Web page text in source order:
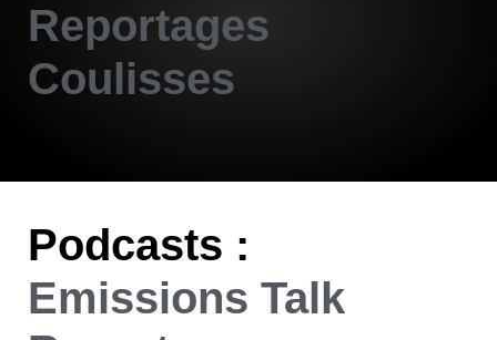
Reportages
Coulisses
Podcasts :
Emissions Talk